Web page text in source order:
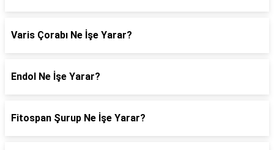
Varis Çorabı Ne İşe Yarar?
Endol Ne İşe Yarar?
Fitospan Şurup Ne İşe Yarar?